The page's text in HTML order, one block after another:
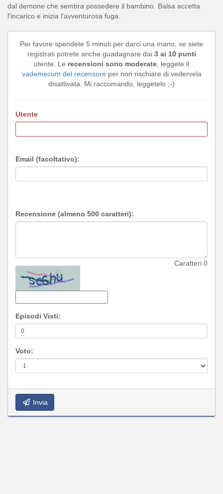
dal demone che sembra possedere il bambino. Balsa accetta
l'incarico e inizia l'avventurosa fuga.
Per favore spendete 5 minuti per darci una mano, se siete
registrati potrete anche guadagnare dai 3 ai 10 punti
utente. Le recensioni sono moderate, leggete il
vademecum del recensoreper non rischiare di vedervela
disattivata. Mi raccomando, leggetelo ;-)
Utente
Email (facoltativo):
Recensione (almeno 500 caratteri):
Caratteri 0
Episodi Visti:
Voto:
Invia